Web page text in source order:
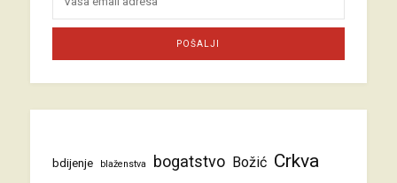
bdijenje blaženstva bogatstvo Božić Crkva